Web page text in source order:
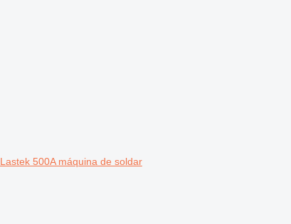
Lastek 500A máquina de soldar